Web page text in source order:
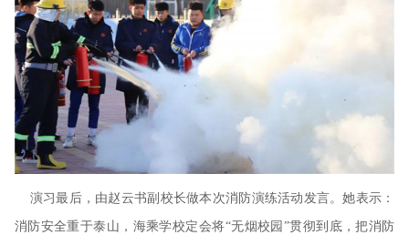
演习最后，由赵云书副校长做本次消防演练活动发言。她表示：
消防安全重于泰山，海乘学校定会将“无烟校园”贯彻到底，把消防